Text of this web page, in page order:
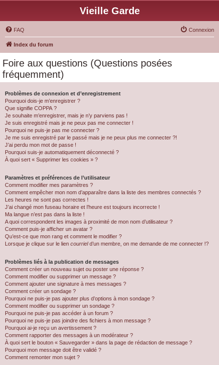
Vieille Garde
FAQ Connexion
Index du forum
Foire aux questions (Questions posées
fréquemment)
Problèmes de connexion et d’enregistrement
Pourquoi dois-je m’enregistrer ?
Que signifie COPPA ?
Je souhaite m’enregistrer, mais je n’y parviens pas !
Je suis enregistré mais je ne peux pas me connecter !
Pourquoi ne puis-je pas me connecter ?
Je me suis enregistré par le passé mais je ne peux plus me connecter ?!
J’ai perdu mon mot de passe !
Pourquoi suis-je automatiquement déconnecté ?
À quoi sert « Supprimer les cookies » ?
Paramètres et préférences de l’utilisateur
Comment modifier mes paramètres ?
Comment empêcher mon nom d’apparaître dans la liste des membres connectés ?
Les heures ne sont pas correctes !
J’ai changé mon fuseau horaire et l’heure est toujours incorrecte !
Ma langue n’est pas dans la liste !
A quoi correspondent les images à proximité de mon nom d’utilisateur ?
Comment puis-je afficher un avatar ?
Qu’est-ce que mon rang et comment le modifier ?
Lorsque je clique sur le lien courrield’un membre, on me demande de me connecter !?
Problèmes liés à la publication de messages
Comment créer un nouveau sujet ou poster une réponse ?
Comment modifier ou supprimer un message ?
Comment ajouter une signature à mes messages ?
Comment créer un sondage ?
Pourquoi ne puis-je pas ajouter plus d’options à mon sondage ?
Comment modifier ou supprimer un sondage ?
Pourquoi ne puis-je pas accéder à un forum ?
Pourquoi ne puis-je pas joindre des fichiers à mon message ?
Pourquoi ai-je reçu un avertissement ?
Comment rapporter des messages à un modérateur ?
À quoi sert le bouton « Sauvegarder » dans la page de rédaction de message ?
Pourquoi mon message doit être validé ?
Comment remonter mon sujet ?